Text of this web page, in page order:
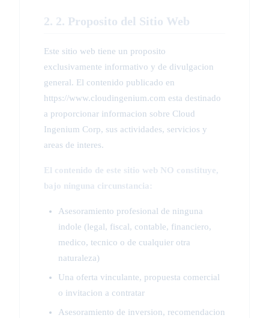
2. 2. Proposito del Sitio Web
Este sitio web tiene un proposito
exclusivamente informativo y de divulgacion
general. El contenido publicado en
https://www.cloudingenium.com esta destinado
a proporcionar informacion sobre Cloud
Ingenium Corp, sus actividades, servicios y
areas de interes.
El contenido de este sitio web NO constituye,
bajo ninguna circunstancia:
Asesoramiento profesional de ninguna
indole (legal, fiscal, contable, financiero,
medico, tecnico o de cualquier otra
naturaleza)
Una oferta vinculante, propuesta comercial
o invitacion a contratar
Asesoramiento de inversion, recomendacion